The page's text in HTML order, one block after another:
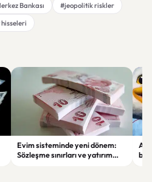
Bankası
#jeopolitik riskler
Evim sisteminde yeni dönem:
Sözleşme sınırları ve yatırım